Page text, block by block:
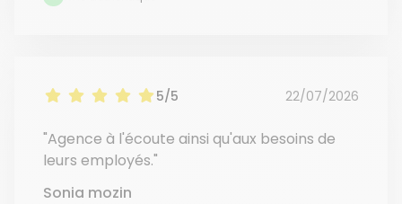
5/5 22/07/2026
"Agence à l'écoute ainsi qu'aux besoins de
leurs employés."
Sonia mozin